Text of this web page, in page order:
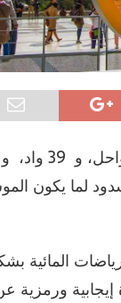
لما يكون
المائية
ورمزية عن